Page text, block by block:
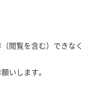
閲覧を含む）できなく
いします。